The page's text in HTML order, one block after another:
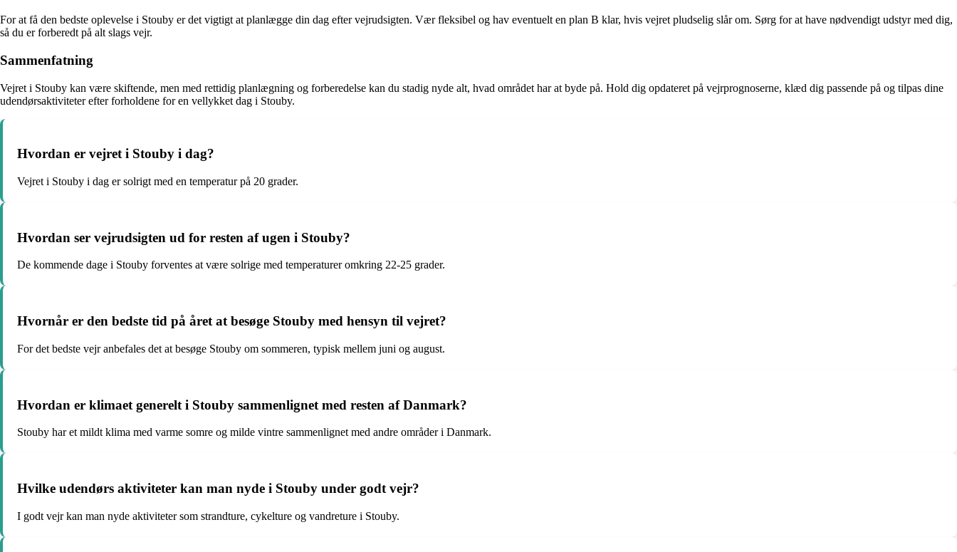
For at få den bedste oplevelse i Stouby er det vigtigt at planlægge din dag efter vejrudsigten. Vær fleksibel og hav eventuelt en plan B klar, hvis vejret pludselig slår om. Sørg for at have nødvendigt udstyr med dig,
så du er forberedt på alt slags vejr.
Sammenfatning
Vejret i Stouby kan være skiftende, men med rettidig planlægning og forberedelse kan du stadig nyde alt, hvad området har at byde på. Hold dig opdateret på vejrprognoserne, klæd dig passende på og tilpas dine
udendørsaktiviteter efter forholdene for en vellykket dag i Stouby.
Hvordan er vejret i Stouby i dag?
Vejret i Stouby i dag er solrigt med en temperatur på 20 grader.
Hvordan ser vejrudsigten ud for resten af ugen i Stouby?
De kommende dage i Stouby forventes at være solrige med temperaturer omkring 22-25 grader.
Hvornår er den bedste tid på året at besøge Stouby med hensyn til vejret?
For det bedste vejr anbefales det at besøge Stouby om sommeren, typisk mellem juni og august.
Hvordan er klimaet generelt i Stouby sammenlignet med resten af Danmark?
Stouby har et mildt klima med varme somre og milde vintre sammenlignet med andre områder i Danmark.
Hvilke udendørs aktiviteter kan man nyde i Stouby under godt vejr?
I godt vejr kan man nyde aktiviteter som strandture, cykelture og vandreture i Stouby.